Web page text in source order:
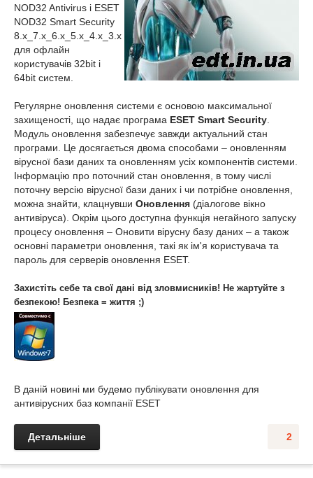
NOD32 Antivirus і ESET
NOD32 Smart Security
8.x_7.x_6.x_ 5.x_4.x_3.x
для офлайн
користувачів 32bit і
64bit систем.
Регулярне оновлення системи є основою максимальної
захищеності, що надає програма ESET Smart Security
Модуль оновлення забезпечує завжди актуальний стан
програми. Це досягається двома способами – оновленням
вірусної бази даних та оновленням усіх компонентів системи.
Інформацію про поточний стан оновлення, в тому числі
поточну версію вірусної бази даних і чи потрібне оновлення,
можна знайти, клацнувши Оновлення (діалогове вікно
антивіруса). Окрім цього доступна функція негайного запуску
процесу оновлення – Оновити вірусну базу даних – а також
основні параметри оновлення, такі як ім'я користувача та
пароль для серверів оновлення ESET.
Захистіть себе та свої дані від зловмисників! Не жартуйте з
безпекою! Безпека = життя ;)
В даній новині ми будемо публікувати оновлення для
антивірусних баз компанії ESET
2
Детальніше